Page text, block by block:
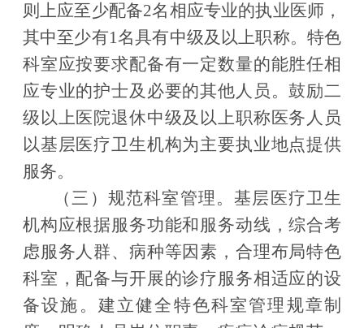
则上应至少配备2名相应专业的执业医师，
其中至少有1名具有中级及以上职称。特色
科室应按要求配备有一定数量的能胜任相
应专业的护士及必要的其他人员。鼓励二
级以上医院退休中级及以上职称医务人员
以基层医疗卫生机构为主要执业地点提供
服务。
（三）规范科室管理。 基层医疗卫生
机构应根据服务功能和服务动线，综合考
虑服务人群、病种等因素，合理布局特色
科室，配备与开展的诊疗服务相适应的设
备设施。建立健全特色科室管理规章制